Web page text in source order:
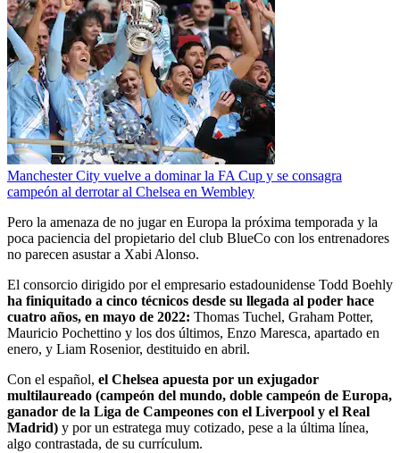
Manchester City vuelve a dominar la FA Cup y se consagra
campeón al derrotar al Chelsea en Wembley
Pero la amenaza de no jugar en Europa la próxima temporada y la
poca paciencia del propietario del club BlueCo con los entrenadores
no parecen asustar a Xabi Alonso.
El consorcio dirigido por el empresario estadounidense Todd Boehly
ha finiquitado a cinco técnicos desde su llegada al poder hace
cuatro años, en mayo de 2022: Thomas Tuchel, Graham Potter,
Mauricio Pochettino y los dos últimos, Enzo Maresca, apartado en
enero, y Liam Rosenior, destituido en abril.
Con el español, el Chelsea apuesta por un exjugador
multilaureado (campeón del mundo, doble campeón de Europa,
ganador de la Liga de Campeones con el Liverpool y el Real
Madrid) y por un estratega muy cotizado, pese a la última línea,
algo contrastada, de su currículum.